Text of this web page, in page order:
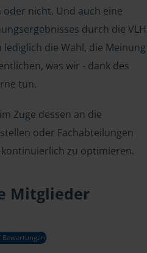
nicht. Und auch eine
durch die VLH
die Wahl, die Meinung
was wir - dank des
tun.
Zuge dessen an die
oder Fachabteilungen
zu optimieren.
Mitglieder
Bewertungen)